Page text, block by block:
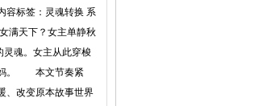
标签：灵魂转换 系
天下？女主单静秋
灵魂。女主从此穿梭
妈。 本文节奏紧
、改变原本故事世界